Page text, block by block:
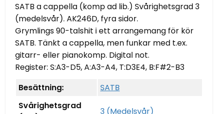
SATB a cappella (komp ad lib.) Svårighetsgrad 3
(medelsvår). AK246D, fyra sidor.
Grymlings 90-talshit i ett arrangemang för kör
SATB. Tänkt a cappella, men funkar med t.ex.
gitarr- eller pianokomp. Digital not.
Register: S:A3-D5, A:A3-A4, T:D3E4, B:F#2-B3
Besättning:
SATB
Svårighetsgrad
3 (Medelsvår)